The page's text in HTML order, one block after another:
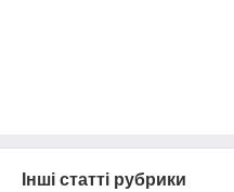
Інші статті рубрики